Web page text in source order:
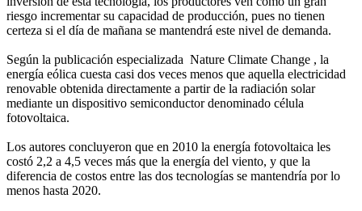
riesgo incrementar su capacidad de producción, pues no tienen
certeza si el día de mañana se mantendrá este nivel de demanda.
Según la publicación especializada Nature Climate Change , la
energía eólica cuesta casi dos veces menos que aquella electricidad
renovable obtenida directamente a partir de la radiación solar
mediante un dispositivo semiconductor denominado célula
fotovoltaica.
Los autores concluyeron que en 2010 la energía fotovoltaica les
costó 2,2 a 4,5 veces más que la energía del viento, y que la
diferencia de costos entre las dos tecnologías se mantendría por lo
menos hasta 2020.